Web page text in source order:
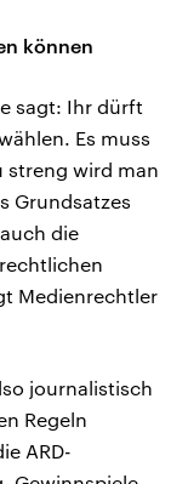
können
sagt: Ihr dürft
Es muss
streng wird man
Grundsatzes
die
Medienrechtler
journalistisch
Regeln
ARD-